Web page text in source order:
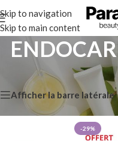
Skip to navigation
Skip to main content
Marques /
Afficher la barre latérale
-29%